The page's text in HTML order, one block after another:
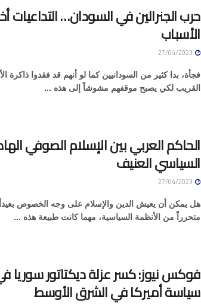
حرب الجنرالين في السودان… التداعيات
الأسباب
فجأة، بدا كثير من السودانيين كما لو أنهم قد فقدوا
القريب لكي يصبح موقفهم مشوشاً إلى هذه ...
الحاكم العربي بين الإسلام الصوفي
السياسي العنيف
هل يمكن أن يعيش الدين والإسلام على وجه الخصوص
متحرراً من الأنظمة السياسية، مهما كانت طبيعة هذه ...
فوكس نيوز: كسر عزلة ديكتاتور
سياسة أميركا في الشرق الأوسط